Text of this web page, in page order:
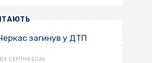
загинув у ДТП
5 СЕРПНЯ 2026